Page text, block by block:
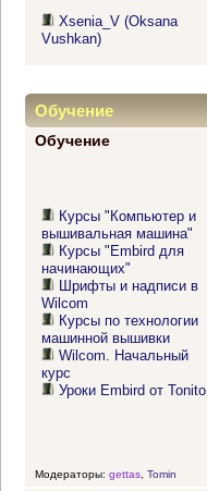
Xsenia_V (Oksana
Vushkan)
Обучение
Обучение
Курсы "Компьютер и
вышивальная машина"
Курсы "Embird для
начинающих"
Шрифты и надписи в
Wilcom
Курсы по технологии
машинной вышивки
Wilcom. Начальный
курс
Уроки Embird от Tonito
Модераторы: gettas, Tomin